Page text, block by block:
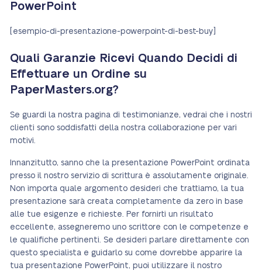
PowerPoint
[esempio-di-presentazione-powerpoint-di-best-buy]
Quali Garanzie Ricevi Quando Decidi di
Effettuare un Ordine su
PaperMasters.org?
Se guardi la nostra pagina di testimonianze, vedrai che i nostri
clienti sono soddisfatti della nostra collaborazione per vari
motivi.
Innanzitutto, sanno che la presentazione PowerPoint ordinata
presso il nostro servizio di scrittura è assolutamente originale.
Non importa quale argomento desideri che trattiamo, la tua
presentazione sarà creata completamente da zero in base
alle tue esigenze e richieste. Per fornirti un risultato
eccellente, assegneremo uno scrittore con le competenze e
le qualifiche pertinenti. Se desideri parlare direttamente con
questo specialista e guidarlo su come dovrebbe apparire la
tua presentazione PowerPoint, puoi utilizzare il nostro